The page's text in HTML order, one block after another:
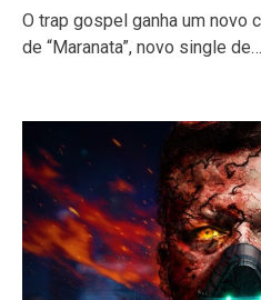
O trap gospel ganha um novo
de “Maranata”, novo single de…